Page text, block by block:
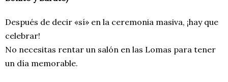
Después de decir «sí» en la ceremonia masiva, ¡hay que
celebrar!
No necesitas rentar un salón en las Lomas para tener
un día memorable.